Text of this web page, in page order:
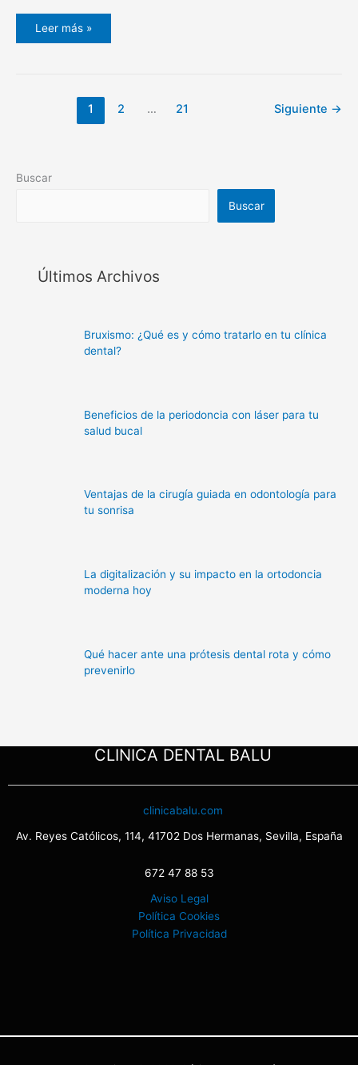
Leer más »
1 2 … 21 Siguiente →
Buscar
Buscar
Últimos Archivos
Bruxismo: ¿Qué es y cómo tratarlo en tu clínica
dental?
Beneficios de la periodoncia con láser para tu
salud bucal
Ventajas de la cirugía guiada en odontología para
tu sonrisa
La digitalización y su impacto en la ortodoncia
moderna hoy
Qué hacer ante una prótesis dental rota y cómo
prevenirlo
CLINICA DENTAL BALU
clinicabalu.com
Av. Reyes Católicos, 114, 41702 Dos Hermanas, Sevilla, España
672 47 88 53
Aviso Legal
Política Cookies
Política Privacidad